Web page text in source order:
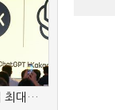
최대…